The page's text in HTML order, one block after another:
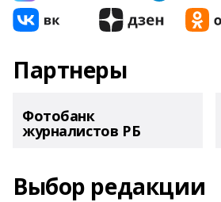
Партнеры
Фотобанк
журналистов РБ
Выбор редакции